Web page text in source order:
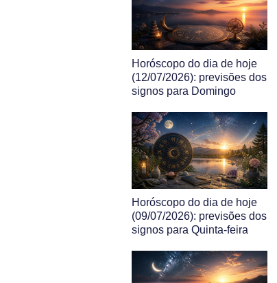
Horóscopo do dia de hoje
(12/07/2026): previsões dos
signos para Domingo
Horóscopo do dia de hoje
(09/07/2026): previsões dos
signos para Quinta-feira